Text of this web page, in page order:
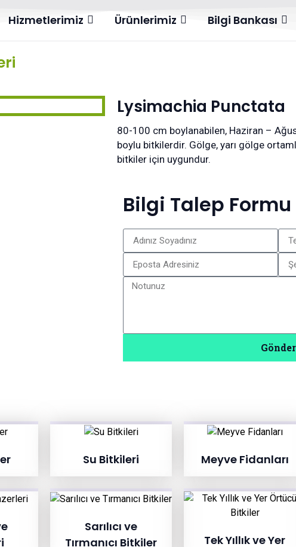
Hizmetlerimiz Ürünlerimiz Bilgi Bankası
Lysimachia Punctata
80-100 cm boylanabilen, Haziran –
boylu bitkilerdir. Gölge, yarı gölge
bitkiler için uygundur.
Bilgi Talep Formu
Gönder
Su Bitkileri Meyve Fidanları
Sarılıcı ve
Tırmanıcı Bitkiler
Tek Yıllık ve Yer